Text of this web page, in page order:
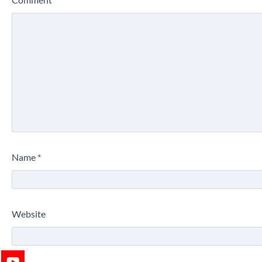
Name *
Website